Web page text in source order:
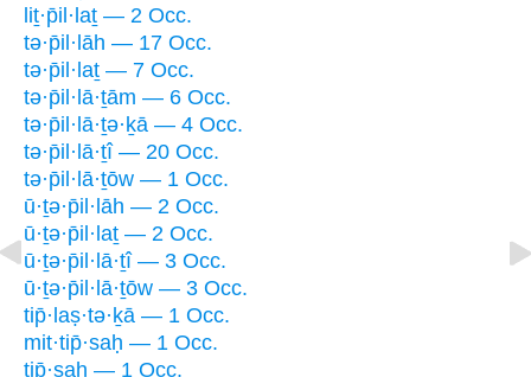
liṯ·p̄il·laṯ — 2 Occ.
tə·p̄il·lāh — 17 Occ.
tə·p̄il·laṯ — 7 Occ.
tə·p̄il·lā·ṯām — 6 Occ.
tə·p̄il·lā·ṯə·ḵā — 4 Occ.
tə·p̄il·lā·ṯî — 20 Occ.
tə·p̄il·lā·ṯōw — 1 Occ.
ū·ṯə·p̄il·lāh — 2 Occ.
ū·ṯə·p̄il·laṯ — 2 Occ.
ū·ṯə·p̄il·lā·ṯî — 3 Occ.
ū·ṯə·p̄il·lā·ṯōw — 3 Occ.
tip̄·laṣ·tə·ḵā — 1 Occ.
mit·tip̄·saḥ — 1 Occ.
tip̄·saḥ — 1 Occ.